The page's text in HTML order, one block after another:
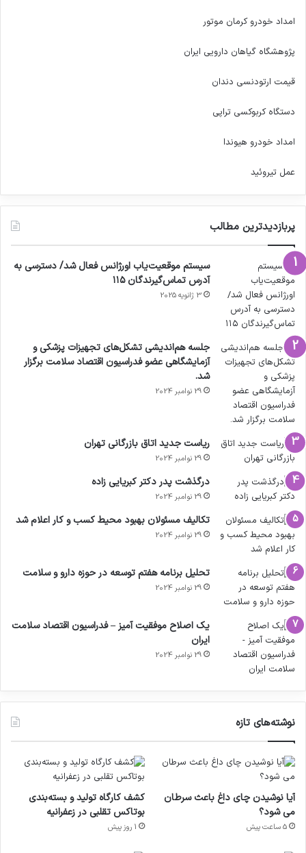
امداد خودرو کرمان موتور
پژوهشگاه گیاهان دارویی ایران
قیمت ارتودنسی دندان
دستگاه کربوکسی تراپی
امداد خودرو هیوندا
عمل تیروئید
پربازدیدترین مطالب
سیستم موقعیت‌یاب اورژانس فعال شد/ دسترسی به
آدرس تماس‌گیرندگان ۱۱۵
3 ژانویه 2025
جلسه هم‌اندیشی تشکل‌های تجهیزات پزشکی و
آزمایشگاهی عضو فدراسیون اقتصاد سلامت برگزار
شد.
29 نوامبر 2024
ریاست جدید اتاق بازرگانی تهران
29 نوامبر 2024
درگذشت پدر دکتر کبریایی زاده
29 نوامبر 2024
تکالیف مسئولان بهبود محیط کسب و کار اعلام شد
29 نوامبر 2024
تحلیل برنامه هفتم توسعه در حوزه دارو و سلامت
29 نوامبر 2024
یک اصلاح موفقیت آمیز – فدراسیون اقتصاد سلامت
ایران
29 نوامبر 2024
نوشته‌های تازه
آیا نوشیدن چای داغ باعث سرطان
می شود؟
5 ساعت پیش
کشف کارگاه تولید و بسته‌بندی
بوتاکس تقلبی در زعفرانیه
1 روز پیش